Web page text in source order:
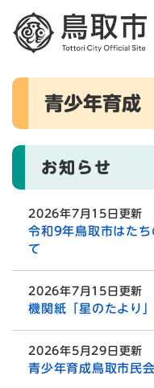
メニュ
本
青少年育成
お知らせ
2026年7月15日更新
令和9年鳥取市はた
て
2026年7月15日更新
機関紙「星のたより」
2026年5月29日更新
青少年育成鳥取市民